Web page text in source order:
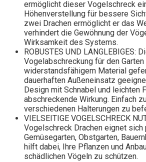
ermöglicht dieser Vogelschreck
Höhenverstellung für bessere
zwei Drachen ermöglicht er das
verhindert die Gewöhnung der
Wirksamkeit des Systems.
ROBUSTES UND LANGLEBIGES:
Vogelabschreckung für den
widerstandsfähigem Material
dauerhaften Außeneinsatz
Design mit Schnabel und leichten
abschreckende Wirkung. Einfach
verschiedenen Halterungen zu
VIELSEITIGE VOGELSCHRECK
Vogelschreck Drachen eignet sich
Gemüsegarten, Obstgarten,
hilft dabei, Ihre Pflanzen und
schädlichen Vögeln zu schützen.